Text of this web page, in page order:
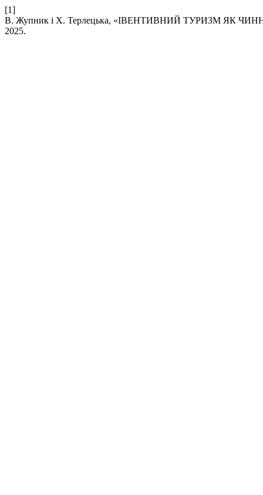
[1]
В. Жупник і Х. Терлецька, «ІВЕНТИВНИЙ ТУРИЗМ ЯК
2025.